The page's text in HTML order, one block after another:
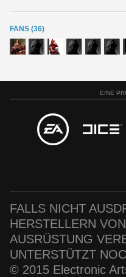
FANS (36)
EINE
FALLS NICHT
HERSTELLERN
AUSRÜSTUNG
UNTERSTÜTZT
© 2015 Electronic